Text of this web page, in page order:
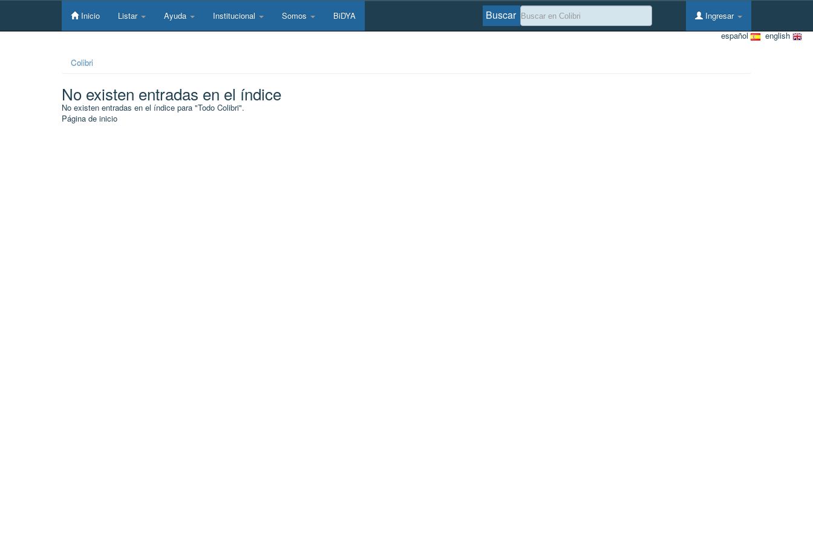
Skip
Inicio Listar Ayuda Institucional Somos BiDYA Ingresar
Buscar
english
español
Colibri
No existen entradas en el índice
No existen entradas en el índice para "Todo Colibri".
Página de inicio